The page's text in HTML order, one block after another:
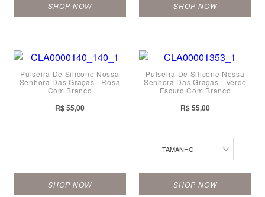
SHOP NOW SHOP NOW
Pulseira De Silicone Nossa
Senhora Das Graças - Rosa
Com Branco
R$ 55,00
SHOP NOW
Pulseira De Silicone Nossa
Senhora Das Graças - Verde
Escuro Com Branco
R$ 55,00
TAMANHO
PP
P
SHOP NOW